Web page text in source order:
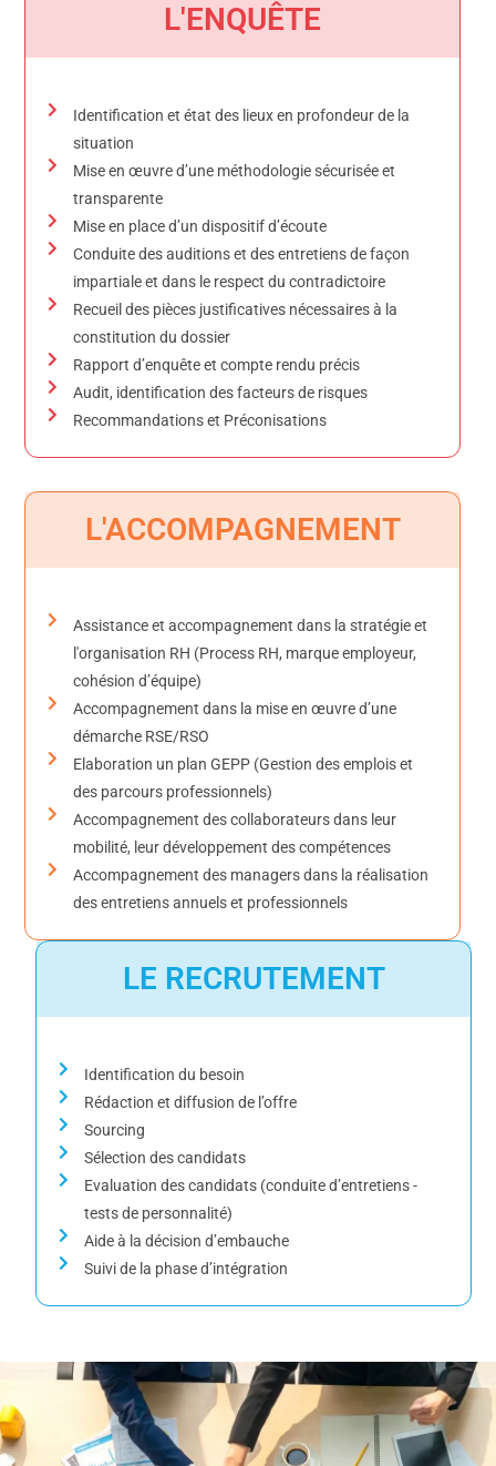
L'ENQUÊTE
Identification et état des lieux en profondeur de la
situation
Mise en œuvre d’une méthodologie sécurisée et
transparente
Mise en place d’un dispositif d’écoute
Conduite des auditions et des entretiens de façon
impartiale et dans le respect du contradictoire
Recueil des pièces justificatives nécessaires à la
constitution du dossier
Rapport d’enquête et compte rendu précis
Audit, identification des facteurs de risques
Recommandations et Préconisations
L'ACCOMPAGNEMENT
Assistance et accompagnement dans la stratégie et
l'organisation RH (Process RH, marque employeur,
cohésion d’équipe)
Accompagnement dans la mise en œuvre d’une
démarche RSE/RSO
Elaboration un plan GEPP (Gestion des emplois et
des parcours professionnels)
Accompagnement des collaborateurs dans leur
mobilité, leur développement des compétences
Accompagnement des managers dans la réalisation
des entretiens annuels et professionnels
LE RECRUTEMENT
Identification du besoin
Rédaction et diffusion de l’offre
Sourcing
Sélection des candidats
Evaluation des candidats (conduite d’entretiens -
tests de personnalité)
Aide à la décision d’embauche
Suivi de la phase d’intégration